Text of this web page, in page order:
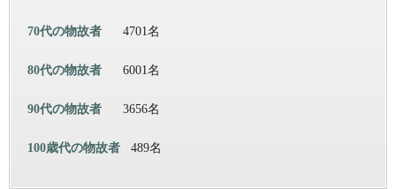
70代の物故者 4701名
80代の物故者 6001名
90代の物故者 3656名
100歳代の物故者 489名